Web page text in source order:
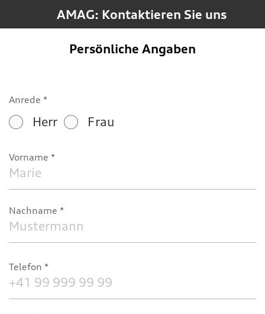
AMAG: Kontaktieren Sie uns
Persönliche Angaben
Anrede
Herr Frau
Vorname
Nachname
Telefon